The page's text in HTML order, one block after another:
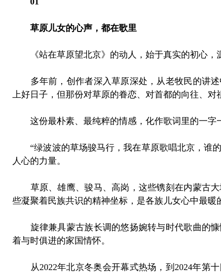
草原儿女的心声，都在歌里
《站在草原望北京》的动人，始于真实的初心
多年前，创作者深入草原深处，从老牧民的讲
上好日子，但那份对草原的眷恋、对首都的向往、
这份最朴素、最纯粹的情感，化作歌词里的一
“绿波波的草场骏马行，我在草原歌唱北京，谁
人心的力量。
草原、雄鹰、骏马、高岗，这些镌刻在内蒙古
些凝聚着民族共识的精神坐标，是各族儿女心中最暖
旋律兼具蒙古族长调的悠扬婉转与时代歌曲的
着与时俱进的家国情怀。
从2022年北京冬奥会开幕式热场，到2024年第